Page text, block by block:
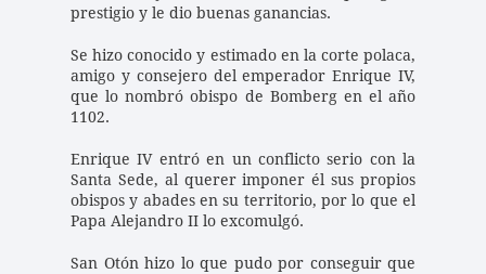
prestigio y le dio buenas ganancias.
Se hizo conocido y estimado en la corte polaca,
amigo y consejero del emperador Enrique IV,
que lo nombró obispo de Bomberg en el año
1102.
Enrique IV entró en un conflicto serio con la
Santa Sede, al querer imponer él sus propios
obispos y abades en su territorio, por lo que el
Papa Alejandro II lo excomulgó.
San Otón hizo lo que pudo por conseguir que